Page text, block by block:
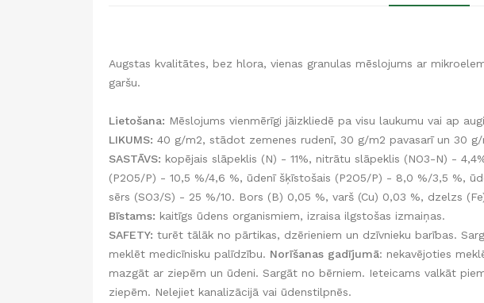
Augstas kvalitātes, bez hlora, vienas granulas mēslojums ar
garšu.
Lietošana: Mēslojums vienmērīgi jāizkliedē pa visu laukumu vai ap
LIKUMS: 40 g/m2, stādot zemenes rudenī, 30 g/m2 pavasarī un 30 g/
SASTĀVS: kopējais slāpeklis (N) - 11%, nitrātu slāpeklis (NO3-N) -
(P2O5/P) - 10,5 %/4,6 %, ūdenī šķīstošais (P2O5/P) - 8,0 %/3,5 %,
sērs (SO3/S) - 25 %/10. Bors (B) 0,05 %, varš (Cu) 0,03 %, dzelzs
Bīstams: kaitīgs ūdens organismiem, izraisa ilgstošas izmaiņas.
SAFETY: turēt tālāk no pārtikas, dzērieniem un dzīvnieku barības.
meklēt medicīnisku palīdzību. Norīšanas gadījumā: nekavējoties
mazgāt ar ziepēm un ūdeni. Sargāt no bērniem. Ieteicams valkāt
ziepēm. Nelejiet kanalizācijā vai ūdenstilpnēs.